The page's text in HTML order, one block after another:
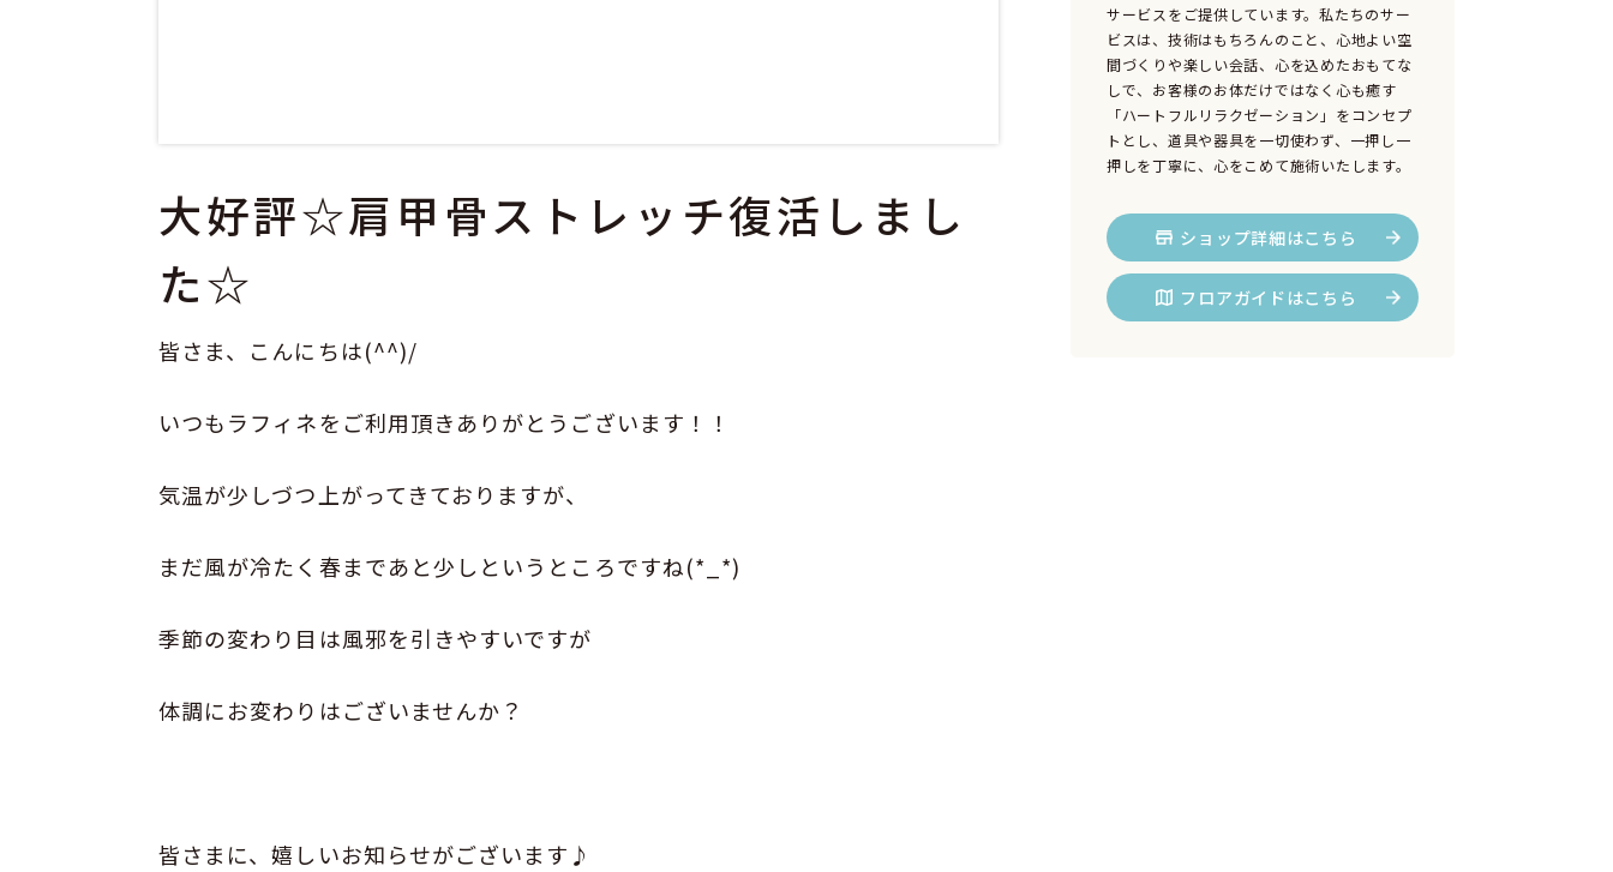
大好評☆肩甲骨ストレッチ復活しまし
た☆
皆さま、こんにちは(^^)/
いつもラフィネをご利用頂きありがとうございます！！
気温が少しづつ上がってきておりますが、
まだ風が冷たく春まであと少しというところですね(*_*)
季節の変わり目は風邪を引きやすいですが
体調にお変わりはございませんか？
皆さまに、嬉しいお知らせがございます♪
サービスをご提供しています。私たちのサー
ビスは、技術はもちろんのこと、心地よい空
間づくりや楽しい会話、心を込めたおもてな
しで、お客様のお体だけではなく心も癒す
「ハートフルリラクゼーション」をコンセプ
トとし、道具や器具を一切使わず、一押し一
押しを丁寧に、心をこめて施術いたします。
ショップ詳細はこちら
フロアガイドはこちら